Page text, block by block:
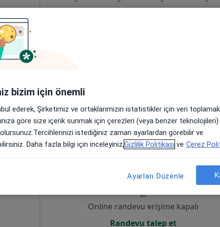
• Harita
8 Ağustos 9 Ağustos 10
Online randevu erişime kapalı
Randevu talep et
bizim için önemli
ederek, Şirketimiz ve ortaklarımızın istatistikler için veri
göre size içerik sunmak için çerezleri (veya benzer teknolojileri)
istediğiniz zaman ayarlardan görebilir ve
Daha fazla bilgi için inceleyiniz,Gizlilik Politikası ve Çerez
Ayarları Düzenle